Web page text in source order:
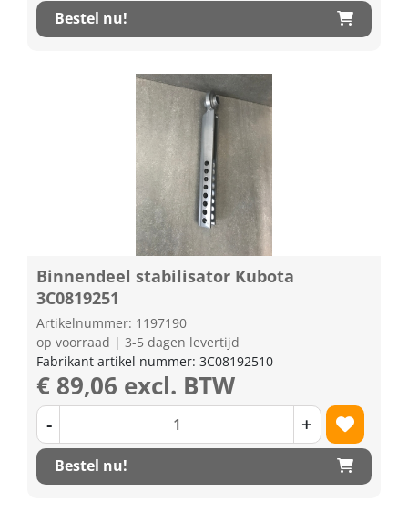
Bestel nu!
Binnendeel stabilisator Kubota
3C0819251
Artikelnummer: 1197190
op voorraad | 3-5 dagen levertijd
Fabrikant artikel nummer: 3C08192510
€ 89,06 excl. BTW
- +
Bestel nu!